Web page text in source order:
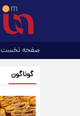
صفحه نخست
گوناگون